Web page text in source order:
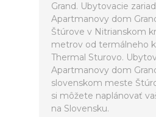
Grand. Ubytovacie
Apartmanovy dom
Štúrove v Nitrianskom
metrov od termálneho
Thermal Sturovo.
Apartmanovy dom
slovenskom meste
si môžete naplánovať
na Slovensku.